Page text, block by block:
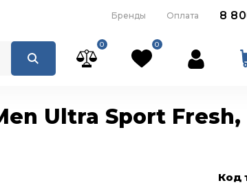
Бренды Оплата 8
0 0
Ultra Sport Fresh,
Код